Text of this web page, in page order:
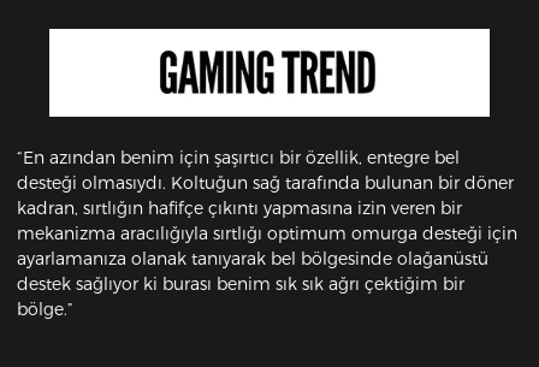
“En azından benim için şaşırtıcı bir özellik, entegre bel
desteği olmasıydı. Koltuğun sağ tarafında bulunan bir döner
kadran, sırtlığın hafifçe çıkıntı yapmasına izin veren bir
mekanizma aracılığıyla sırtlığı optimum omurga desteği için
ayarlamanıza olanak tanıyarak bel bölgesinde olağanüstü
destek sağlıyor ki burası benim sık sık ağrı çektiğim bir
bölge.”